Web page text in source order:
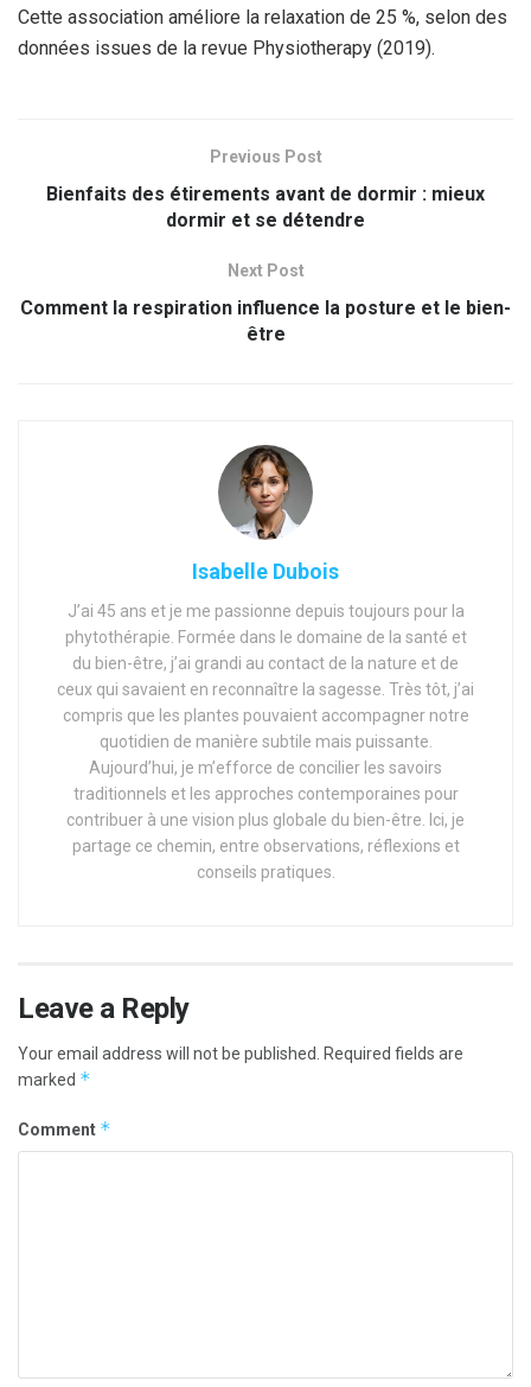
Cette association améliore la relaxation de 25 %, selon des
données issues de la revue Physiotherapy (2019).
Previous Post
Bienfaits des étirements avant de dormir : mieux
dormir et se détendre
Next Post
Comment la respiration influence la posture et le bien-
être
Isabelle Dubois
J’ai 45 ans et je me passionne depuis toujours pour la
phytothérapie. Formée dans le domaine de la santé et
du bien-être, j’ai grandi au contact de la nature et de
ceux qui savaient en reconnaître la sagesse. Très tôt, j’ai
compris que les plantes pouvaient accompagner notre
quotidien de manière subtile mais puissante.
Aujourd’hui, je m’efforce de concilier les savoirs
traditionnels et les approches contemporaines pour
contribuer à une vision plus globale du bien-être. Ici, je
partage ce chemin, entre observations, réflexions et
conseils pratiques.
Leave a Reply
Your email address will not be published. Required fields are
marked *
Comment *